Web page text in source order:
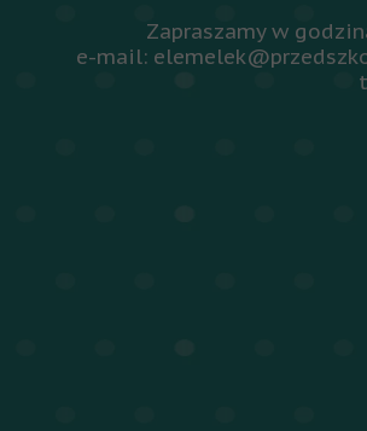
Zapraszamy w
e-mail: